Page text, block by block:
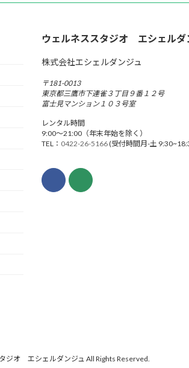
ウェルネススタジオ エシェルダ
株式会社エシェルダンジュ
〒181-0013
東京都三鷹市下連雀３丁目９番１２号
富士見マンション１０３号室
レンタル時間
9:00〜21:00（年末年始を除く）
TEL： 0422-26-5166(受付時間月-土
ジオ エシェルダンジュ All Rights Reserved.